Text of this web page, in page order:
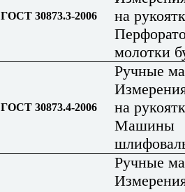
ГОСТ 30873.3-2006
на
молотки
ГОСТ 30873.4-2006
Ручные
на
Машины
Ручные